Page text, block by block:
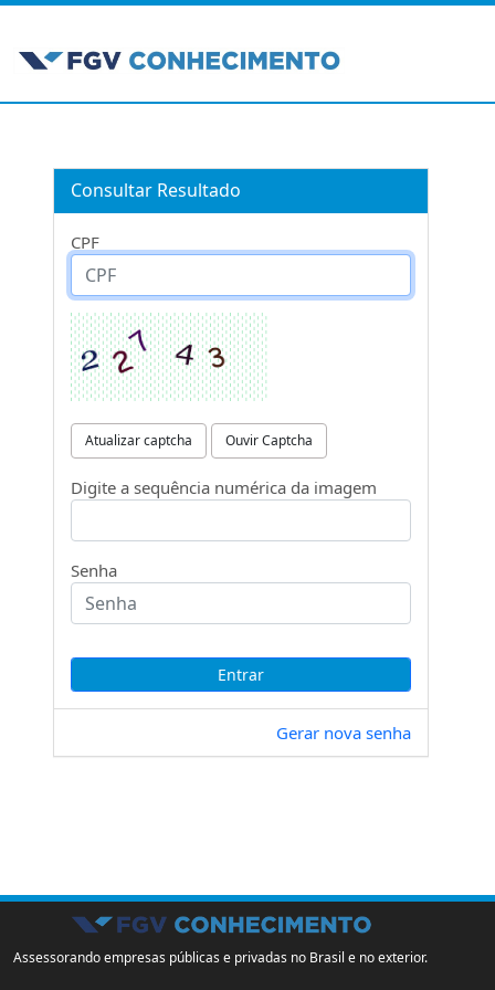
Consultar Resultado
CPF
Atualizar captcha Ouvir Captcha
Digite a sequência numérica da imagem
Senha
Gerar nova senha
Assessorando empresas públicas e privadas no Brasil e no exterior.